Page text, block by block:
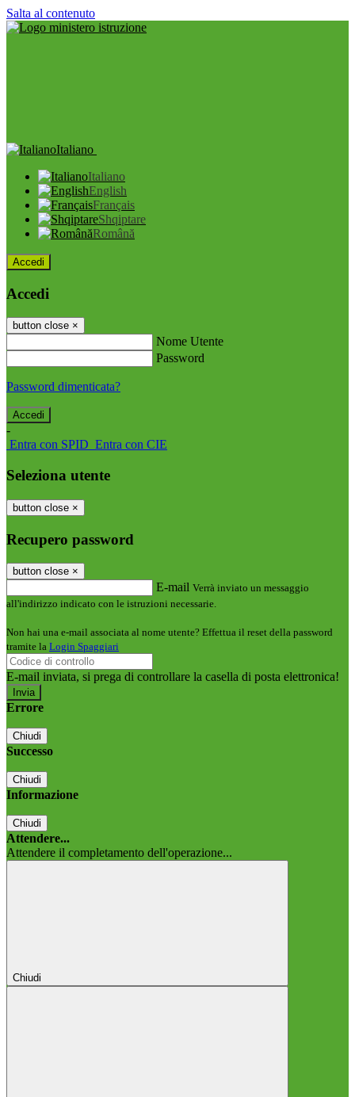
Salta al contenuto
Italiano
Italiano
English
Français
Shqiptare
Română
Accedi
Accedi
button close ×
Nome Utente
Password
Password dimenticata?
-
Entra con SPID Entra con CIE
Seleziona utente
button close ×
Recupero password
button close ×
E-mail Verrà inviato un messaggio
all'indirizzo indicato con le istruzioni necessarie.
Non hai una e-mail associata al nome utente? Effettua il reset della password
tramite la Login Spaggiari
E-mail inviata, si prega di controllare la casella di posta elettronica!
Errore
Chiudi
Successo
Chiudi
Informazione
Chiudi
Attendere...
Attendere il completamento dell'operazione...
Chiudi